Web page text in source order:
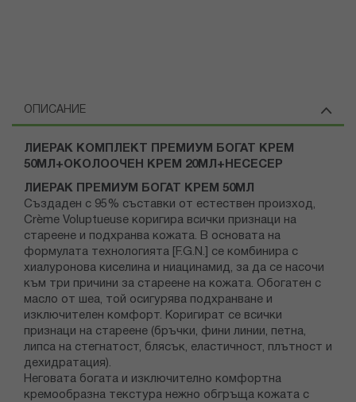
ОПИСАНИЕ
ЛИЕРАК КОМПЛЕКТ ПРЕМИУМ БОГАТ КРЕМ
50МЛ+ОКОЛООЧЕН КРЕМ 20МЛ+НЕСЕСЕР
ЛИЕРАК ПРЕМИУМ БОГАТ КРЕМ 50МЛ
Създаден с 95% съставки от естествен произход,
Crème Voluptueuse коригира всички признаци на
стареене и подхранва кожата. В основата на
формулата технологията [F.G.N.] се комбинира с
хиалуронова киселина и ниацинамид, за да се насочи
към три причини за стареене на кожата. Обогатен с
масло от шеа, той осигурява подхранване и
изключителен комфорт. Коригират се всички
признаци на стареене (бръчки, фини линии, петна,
липса на стегнатост, блясък, еластичност, плътност и
дехидратация).
Неговата богата и изключително комфортна
кремообразна текстура нежно обгръща кожата с